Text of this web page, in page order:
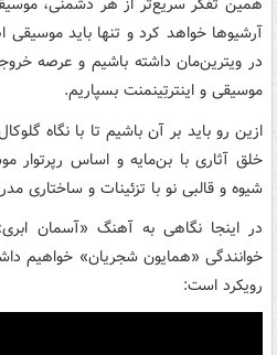
آرشیوها خواهد کرد و تنها باید موسیقی
در ویترین‌مان داشته باشیم و عرصه
موسیقی و اینترتِینمنت بسپاریم.
ازین‌ رو باید بر آن باشیم تا با نگاه
خلق آثاری با بن‌مایه و اساس رپرتوار
شیوه و قالبی نو با تزئینات و
در اینجا نگاهی به آهنگ «آسمان
خوانندگی «همایون شجریان» خواهیم
رویکرد است: